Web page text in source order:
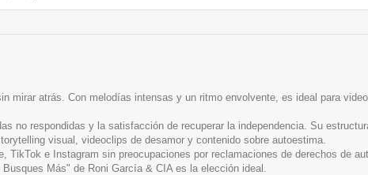
atrás. Con melodías intensas y un ritmo envolvente, es ideal para
no respondidas y la satisfacción de recuperar la independencia. Su
visual, videoclips de desamor y contenido sobre autoestima.
e Instagram sin preocupaciones por reclamaciones de derechos de
Más" de Roni García & CIA es la elección ideal.